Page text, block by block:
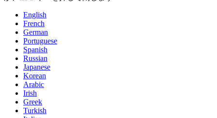
English
French
German
Portuguese
Spanish
Russian
Japanese
Korean
Arabic
Irish
Greek
Turkish